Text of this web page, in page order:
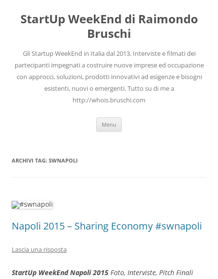
contenuto
StartUp WeekEnd di Raimondo
Bruschi
Gli Startup WeekEnd in Italia dal 2013. Interviste e filmati dei
partecipanti impegnati a costruire nuove imprese ed occupazione
con approcci, soluzioni, prodotti innovativi ad esigenze e bisogni
esistenti, nuovi o emergenti. Tutto su di me a
http://whois.bruschi.com
Menu
ARCHIVI TAG: SWNAPOLI
Napoli 2015 – Sharing Economy #swnapoli
Lascia una risposta
StartUp WeekEnd Napoli 2015 Foto, Interviste, Pitch Finali